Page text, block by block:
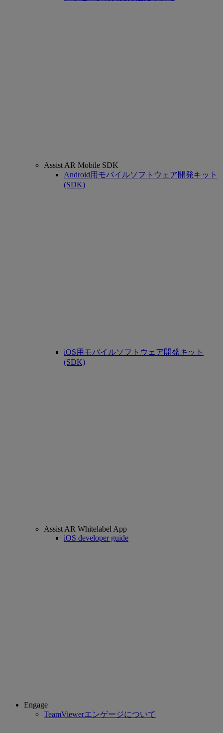
Assist AR Mobile SDK
Android用モバイルソフトウェア開発キット
(SDK)
iOS用モバイルソフトウェア開発キット
(SDK)
Assist AR Whitelabel App
iOS developer guide
Engage
TeamViewerエンゲージについて